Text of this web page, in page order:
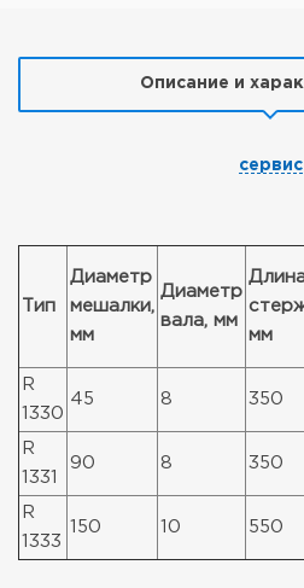
Описание и
сервис
Тип
Диаметр
мешалки,
мм
Диаметр
вала, мм
мм
R
1330
45 8 350
R
1331
90 8 350
R
1333
150 10 550